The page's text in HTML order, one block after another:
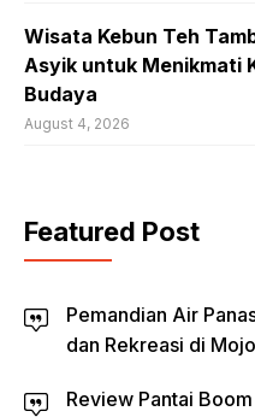
Wisata Kebun Teh
Asyik untuk Menikmati
Budaya
August 4, 2026
Featured Post
Pemandian Air
dan Rekreasi di
Review Pantai